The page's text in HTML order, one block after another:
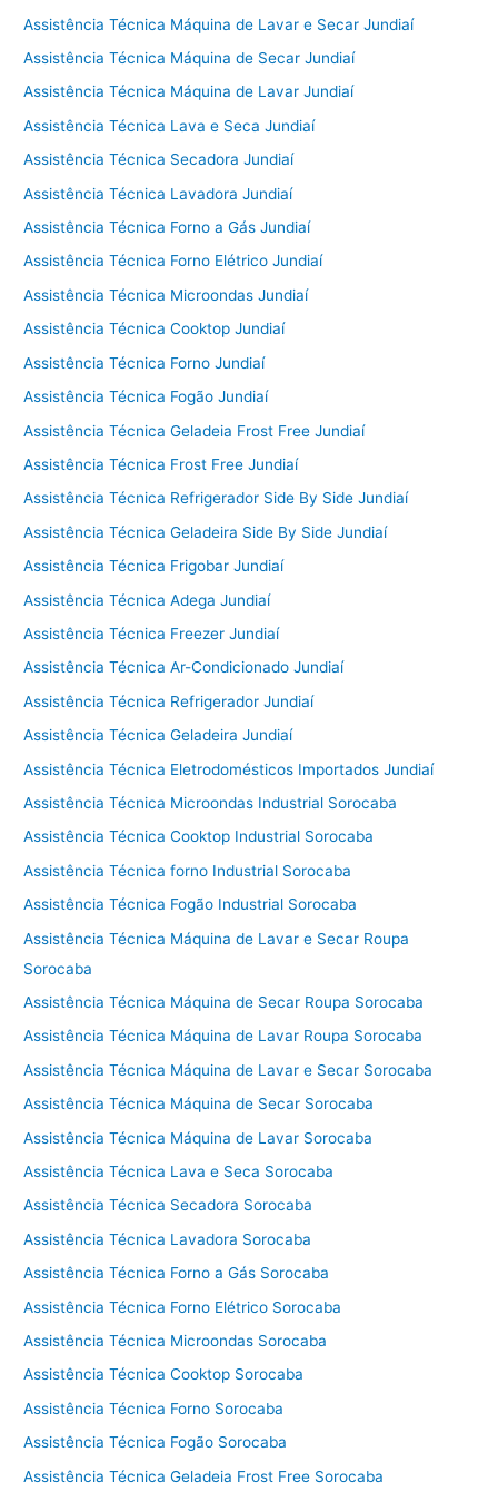
Assistência Técnica Máquina de Lavar e Secar Jundiaí
Assistência Técnica Máquina de Secar Jundiaí
Assistência Técnica Máquina de Lavar Jundiaí
Assistência Técnica Lava e Seca Jundiaí
Assistência Técnica Secadora Jundiaí
Assistência Técnica Lavadora Jundiaí
Assistência Técnica Forno a Gás Jundiaí
Assistência Técnica Forno Elétrico Jundiaí
Assistência Técnica Microondas Jundiaí
Assistência Técnica Cooktop Jundiaí
Assistência Técnica Forno Jundiaí
Assistência Técnica Fogão Jundiaí
Assistência Técnica Geladeia Frost Free Jundiaí
Assistência Técnica Frost Free Jundiaí
Assistência Técnica Refrigerador Side By Side Jundiaí
Assistência Técnica Geladeira Side By Side Jundiaí
Assistência Técnica Frigobar Jundiaí
Assistência Técnica Adega Jundiaí
Assistência Técnica Freezer Jundiaí
Assistência Técnica Ar-Condicionado Jundiaí
Assistência Técnica Refrigerador Jundiaí
Assistência Técnica Geladeira Jundiaí
Assistência Técnica Eletrodomésticos Importados Jundiaí
Assistência Técnica Microondas Industrial Sorocaba
Assistência Técnica Cooktop Industrial Sorocaba
Assistência Técnica forno Industrial Sorocaba
Assistência Técnica Fogão Industrial Sorocaba
Assistência Técnica Máquina de Lavar e Secar Roupa
Sorocaba
Assistência Técnica Máquina de Secar Roupa Sorocaba
Assistência Técnica Máquina de Lavar Roupa Sorocaba
Assistência Técnica Máquina de Lavar e Secar Sorocaba
Assistência Técnica Máquina de Secar Sorocaba
Assistência Técnica Máquina de Lavar Sorocaba
Assistência Técnica Lava e Seca Sorocaba
Assistência Técnica Secadora Sorocaba
Assistência Técnica Lavadora Sorocaba
Assistência Técnica Forno a Gás Sorocaba
Assistência Técnica Forno Elétrico Sorocaba
Assistência Técnica Microondas Sorocaba
Assistência Técnica Cooktop Sorocaba
Assistência Técnica Forno Sorocaba
Assistência Técnica Fogão Sorocaba
Assistência Técnica Geladeia Frost Free Sorocaba